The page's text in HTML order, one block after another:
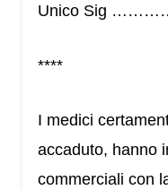
Unico Sig
****
I medici
accaduto, hanno
commerciali